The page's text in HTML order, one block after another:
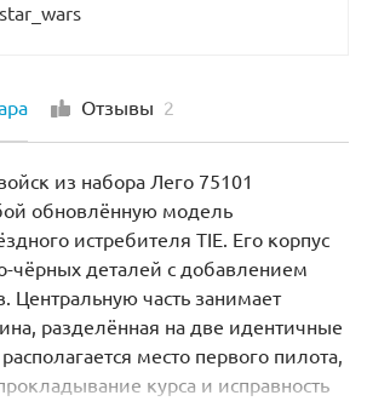
Отзывы 2
из набора Лего 75101
обновлённую модель
истребителя TIE. Его корпус
чёрных деталей с добавлением
Центральную часть занимает
разделённая на две идентичные
место первого пилота,
курса и исправность